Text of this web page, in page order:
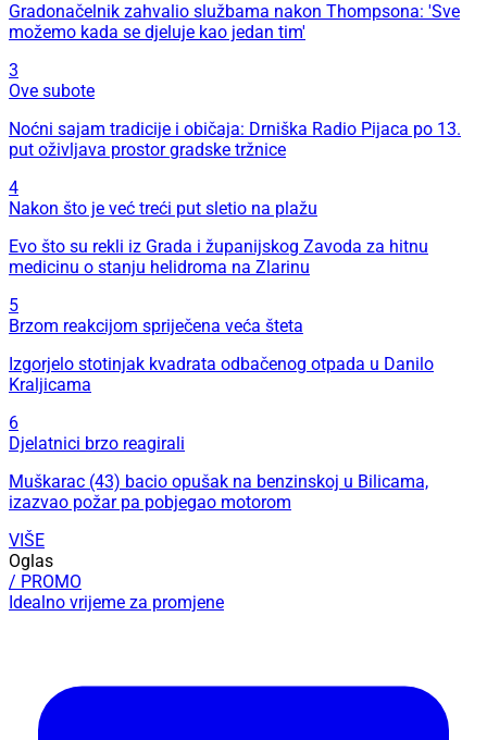
Gradonačelnik zahvalio službama nakon Thompsona: 'Sve
možemo kada se djeluje kao jedan tim'
3
Ove subote
Noćni sajam tradicije i običaja: Drniška Radio Pijaca po 13.
put oživljava prostor gradske tržnice
4
Nakon što je već treći put sletio na plažu
Evo što su rekli iz Grada i županijskog Zavoda za hitnu
medicinu o stanju helidroma na Zlarinu
5
Brzom reakcijom spriječena veća šteta
Izgorjelo stotinjak kvadrata odbačenog otpada u Danilo
Kraljicama
6
Djelatnici brzo reagirali
Muškarac (43) bacio opušak na benzinskoj u Bilicama,
izazvao požar pa pobjegao motorom
VIŠE
Oglas
/ PROMO
Idealno vrijeme za promjene